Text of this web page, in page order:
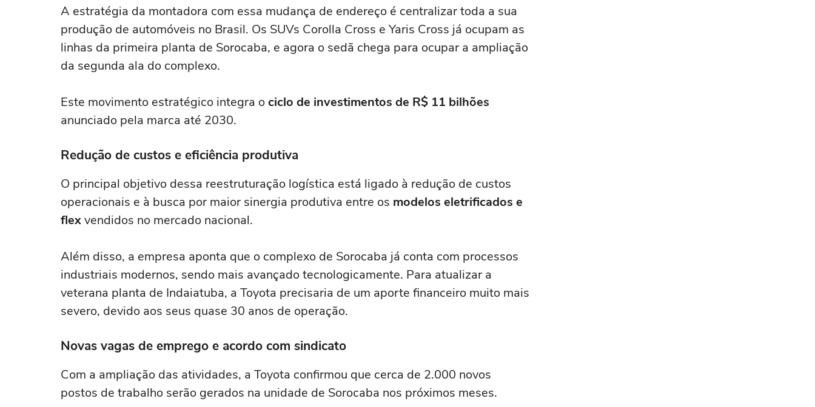
A estratégia da montadora com essa mudança de endereço é centralizar toda a sua
produção de automóveis no Brasil. Os SUVs Corolla Cross e Yaris Cross já ocupam as
linhas da primeira planta de Sorocaba, e agora o sedã chega para ocupar a ampliação
da segunda ala do complexo.
Este movimento estratégico integra ociclo de investimentos de R$ 11 bilhões
anunciado pela marca até 2030.
Redução de custos e eficiência produtiva
O principal objetivo dessa reestruturação logística está ligado à redução de custos
operacionais e à busca por maior sinergia produtiva entre os modelos eletrificados e
flexvendidos no mercado nacional.
Além disso, a empresa aponta que o complexo de Sorocaba já conta com processos
industriais modernos, sendo mais avançado tecnologicamente. Para atualizar a
veterana planta de Indaiatuba, a Toyota precisaria de um aporte financeiro muito mais
severo, devido aos seus quase 30 anos de operação.
Novas vagas de emprego e acordo com sindicato
Com a ampliação das atividades, a Toyota confirmou que cerca de 2.000 novos
postos de trabalho serão gerados na unidade de Sorocaba nos próximos meses.